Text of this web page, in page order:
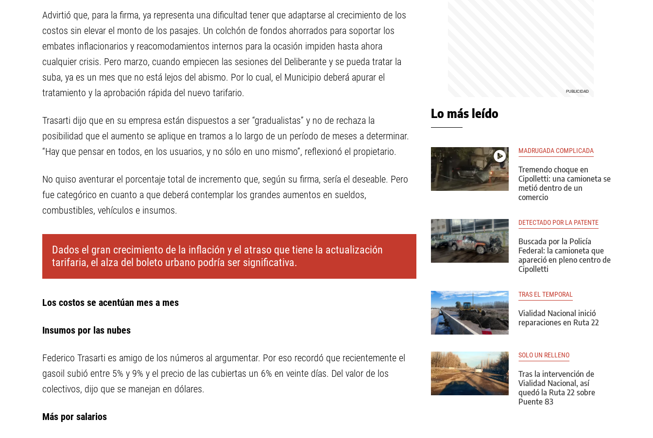
Advirtió que, para la firma, ya representa una dificultad tener que adaptarse al crecimiento de los
costos sin elevar el monto de los pasajes. Un colchón de fondos ahorrados para soportar los
embates inflacionarios y reacomodamientos internos para la ocasión impiden hasta ahora
cualquier crisis. Pero marzo, cuando empiecen las sesiones del Deliberante y se pueda tratar la
suba, ya es un mes que no está lejos del abismo. Por lo cual, el Municipio deberá apurar el
tratamiento y la aprobación rápida del nuevo tarifario.
Trasarti dijo que en su empresa están dispuestos a ser “gradualistas” y no de rechaza la
posibilidad que el aumento se aplique en tramos a lo largo de un período de meses a determinar.
“Hay que pensar en todos, en los usuarios, y no sólo en uno mismo”, reflexionó el propietario.
No quiso aventurar el porcentaje total de incremento que, según su firma, sería el deseable. Pero
fue categórico en cuanto a que deberá contemplar los grandes aumentos en sueldos,
combustibles, vehículos e insumos.
Dados el gran crecimiento de la inflación y el atraso que tiene la actualización
tarifaria, el alza del boleto urbano podría ser significativa.
Los costos se acentúan mes a mes
Insumos por las nubes
Federico Trasarti es amigo de los números al argumentar. Por eso recordó que recientemente el
gasoil subió entre 5% y 9% y el precio de las cubiertas un 6% en veinte días. Del valor de los
colectivos, dijo que se manejan en dólares.
Más por salarios
Lo más leído
MADRUGADA COMPLICADA
Tremendo choque en
Cipolletti: una camioneta se
metió dentro de un
comercio
DETECTADO POR LA PATENTE
Buscada por la Policía
Federal: la camioneta que
apareció en pleno centro de
Cipolletti
TRAS EL TEMPORAL
Vialidad Nacional inició
reparaciones en Ruta 22
SOLO UN RELLENO
Tras la intervención de
Vialidad Nacional, así
quedó la Ruta 22 sobre
Puente 83